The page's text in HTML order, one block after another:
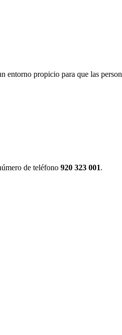
entorno propicio para que las
de teléfono 920 323 001.